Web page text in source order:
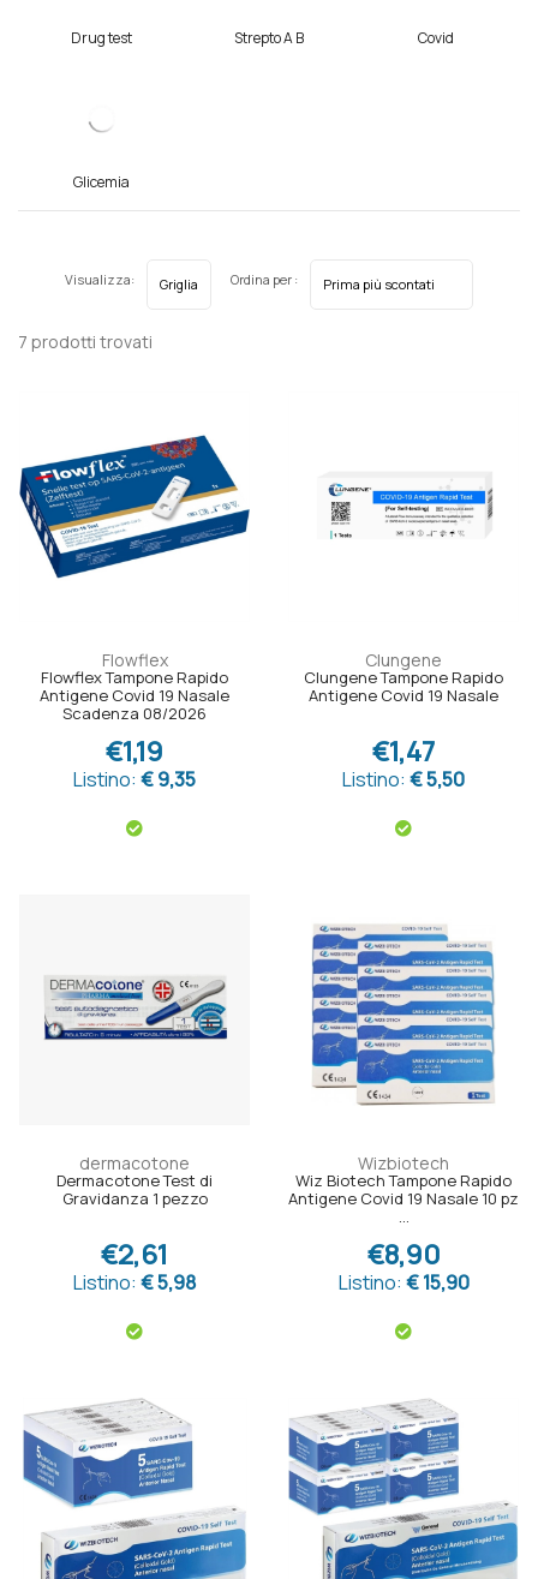
Drug test Strepto A B Covid
Glicemia
7 prodotti trovati
Visualizza: Ordina per :
Flowflex
Flowflex Tampone Rapido
Antigene Covid 19 Nasale
Scadenza 08/2026
€1,19
Listino: € 9,35
Clungene
Clungene Tampone Rapido
Antigene Covid 19 Nasale
€1,47
Listino: € 5,50
dermacotone
Dermacotone Test di
Gravidanza 1 pezzo
€2,61
Listino: € 5,98
Wizbiotech
Wiz Biotech Tampone Rapido
Antigene Covid 19 Nasale 10 pz
...
€8,90
Listino: € 15,90